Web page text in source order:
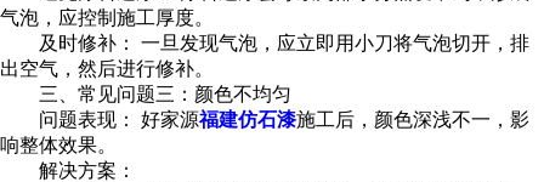
气泡，应控制施工厚度。
及时修补： 一旦发现气泡，应立即用小刀将气泡切开，排
出空气，然后进行修补。
三、常见问题三：颜色不均匀
问题表现： 好家源福建仿石漆施工后，颜色深浅不一，影
响整体效果。
解决方案：